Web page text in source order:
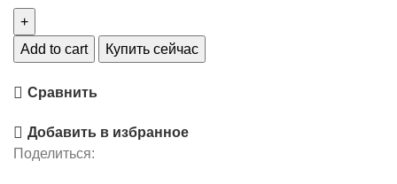
Add to cart Купить сейчас
Сравнить
Добавить в избранное
Поделиться: